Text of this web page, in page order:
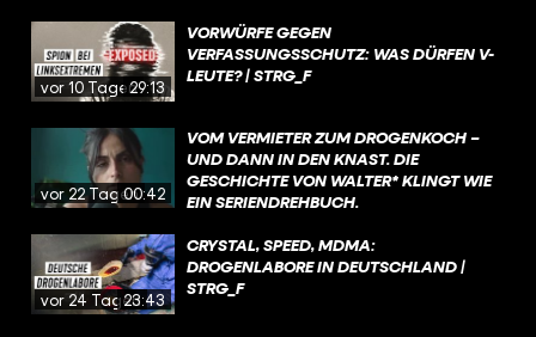
vor 10 Tagen29:13
VORWÜRFE GEGEN
VERFASSUNGSSCHUTZ: WAS DÜRFEN V-
LEUTE? | STRG_F
vor 22 Tagen00:42
VOM VERMIETER ZUM DROGENKOCH –
UND DANN IN DEN KNAST. DIE
GESCHICHTE VON WALTER* KLINGT WIE
EIN SERIENDREHBUCH.
vor 24 Tagen23:43
CRYSTAL, SPEED, MDMA:
DROGENLABORE IN DEUTSCHLAND |
STRG_F